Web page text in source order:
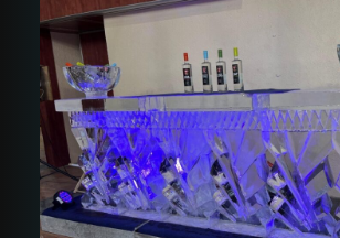
Icebar salon
l’apéro